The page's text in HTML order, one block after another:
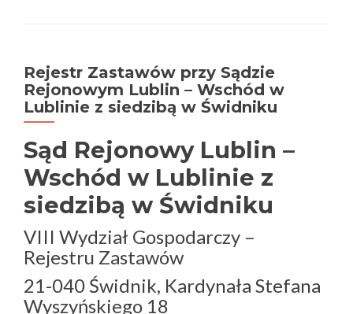
Rejestr Zastawów przy Sądzie
Rejonowym Lublin – Wschód w
Lublinie z siedzibą w Świdniku
Sąd Rejonowy Lublin –
Wschód w Lublinie z
siedzibą w Świdniku
VIII Wydział Gospodarczy –
Rejestru Zastawów
21-040 Świdnik, Kardynała Stefana
Wyszyńskiego 18